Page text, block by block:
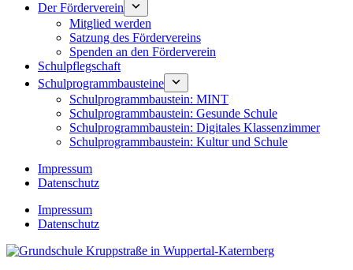
Der Förderverein
Mitglied werden
Satzung des Fördervereins
Spenden an den Förderverein
Schulpflegschaft
Schulprogrammbausteine
Schulprogrammbaustein: MINT
Schulprogrammbaustein: Gesunde Schule
Schulprogrammbaustein: Digitales Klassenzimmer
Schulprogrammbaustein: Kultur und Schule
Impressum
Datenschutz
Impressum
Datenschutz